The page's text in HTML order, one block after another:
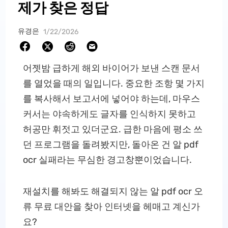
제가 찾은 정답
유경은 1/22/2026
어젯밤 급하게 해외 바이어가 보낸 스캔 문서
를 열었을 때의 일입니다. 중요한 조항 몇 가지
를 복사해서 보고서에 넣어야 하는데, 마우스
커서는 야속하게도 글자를 인식하지 못하고
허공만 휘젓고 있더군요. 급한 마음에 평소 쓰
던 프로그램을 돌려봤지만, 돌아온 건 알 pdf
ocr 실패라는 무심한 경고창뿐이었습니다.
재설치를 해봐도 해결되지 않는 알 pdf ocr 오
류 무료 대안을 찾아 인터넷을 헤매고 계신가
요?